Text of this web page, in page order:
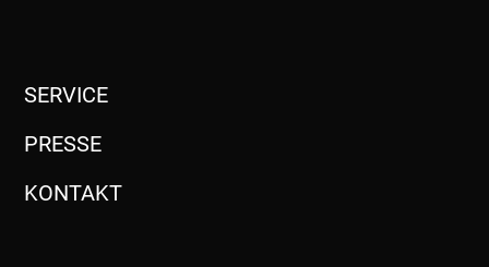
SERVICE
PRESSE
KONTAKT